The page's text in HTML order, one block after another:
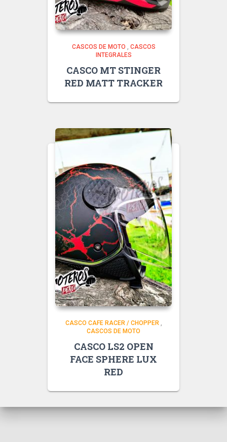
CASCOS DE MOTO , CASCOS
INTEGRALES
CASCO MT STINGER
RED MATT TRACKER
CASCO CAFE RACER / CHOPPER,
CASCOS DE MOTO
CASCO LS2 OPEN
FACE SPHERE LUX
RED